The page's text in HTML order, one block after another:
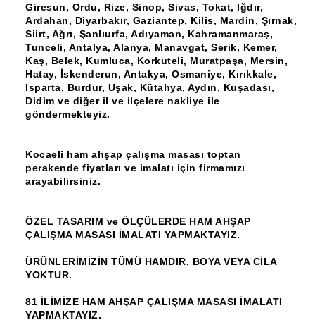
El Oyması Ham Ahşap Yatak Başlıkları
Ahşap Aksesuarlar
Ahşap İşlemeli Düz Klapa
Ahşap Merdiven Dikmeleri
Ahşap Panjur ve Menfez
Ahşap Profil Çıta
Ahşap Seperatör
Ahşap Tavan Göbeği
Ayons Baskılı Ahşap Çıta Modelleri
Cibinlik
Giresun, Ordu, Rize, Sinop, Sivas, Tokat, Iğdır,
Ardahan, Diyarbakır, Gaziantep, Kilis, Mardin, Şırnak,
Siirt, Ağrı, Şanlıurfa, Adıyaman, Kahramanmaraş,
Tunceli, Antalya, Alanya, Manavgat, Serik, Kemer,
Kaş, Belek, Kumluca, Korkuteli, Muratpaşa, Mersin,
Hatay, İskenderun, Antakya, Osmaniye, Kırıkkale,
Isparta, Burdur, Uşak, Kütahya, Aydın, Kuşadası,
Didim ve diğer il ve ilçelere nakliye ile
göndermekteyiz.
Kocaeli ham ahşap çalışma masası toptan
perakende fiyatları ve imalatı için firmamızı
arayabilirsiniz.
ÖZEL TASARIM ve ÖLÇÜLERDE HAM AHŞAP
ÇALIŞMA MASASI İMALATI YAPMAKTAYIZ.
ÜRÜNLERİMİZİN TÜMÜ HAMDIR, BOYA VEYA CİLA
YOKTUR.
81 İLİMİZE HAM AHŞAP ÇALIŞMA MASASI İMALATI
YAPMAKTAYIZ.